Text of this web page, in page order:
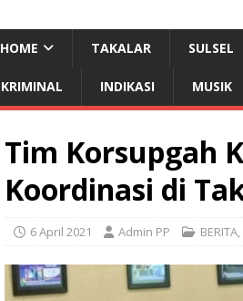
HOME TAKALAR SULSEL
KRIMINAL INDIKASI MUSIK
Tim Korsupgah
Koordinasi di
6 April 2021 Admin PP BERITA